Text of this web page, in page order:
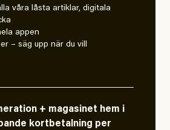
våra låsta artiklar, digitala
appen
– säg upp när du vill
+ magasinet hem i
kortbetalning per